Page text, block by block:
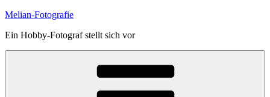
Skip
content
Melian-Fotografie
Ein Hobby-Fotograf stellt sich vor